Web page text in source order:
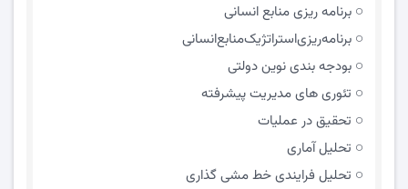
برنامه ریزی منابع انسانی
برنامه‌ریزی‌استراتژیک‌منابع‌انسانی
بودجه بندی نوین دولتی
تئوری های مدیریت پیشرفته
تحقیق در عملیات
تحلیل آماری
تحلیل فرایندی خط مشی گذاری